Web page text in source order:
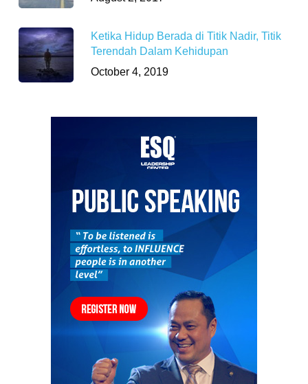
Ketika Hidup Berada di Titik Nadir, Titik
Terendah Dalam Kehidupan
October 4, 2019